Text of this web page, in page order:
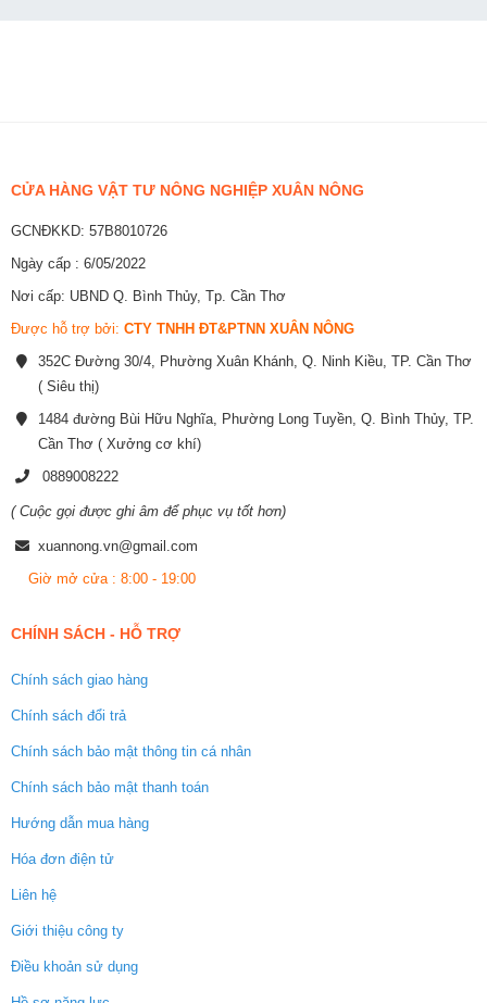
CỬA HÀNG VẬT TƯ NÔNG NGHIỆP XUÂN NÔNG
GCNĐKKD: 57B8010726
Ngày cấp : 6/05/2022
Nơi cấp: UBND Q. Bình Thủy, Tp. Cần Thơ
Được hỗ trợ bởi: CTY TNHH ĐT&PTNN XUÂN NÔNG
352C Đường 30/4, Phường Xuân Khánh, Q. Ninh Kiều, TP. Cần Thơ
( Siêu thị)
1484 đường Bùi Hữu Nghĩa, Phường Long Tuyền, Q. Bình Thủy, TP.
Cần Thơ ( Xưởng cơ khí)
0889008222
( Cuộc gọi được ghi âm để phục vụ tốt hơn)
xuannong.vn@gmail.com
Giờ mở cửa : 8:00 - 19:00
CHÍNH SÁCH - HỖ TRỢ
Chính sách giao hàng
Chính sách đổi trả
Chính sách bảo mật thông tin cá nhân
Chính sách bảo mật thanh toán
Hướng dẫn mua hàng
Hóa đơn điện tử
Liên hệ
Giới thiệu công ty
Điều khoản sử dụng